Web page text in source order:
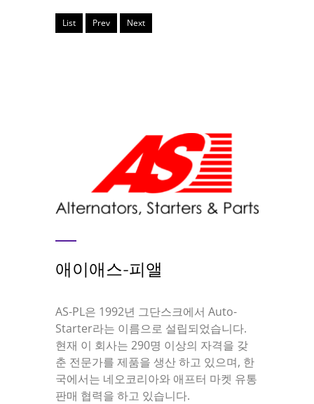
List Prev Next
애이애스-피앨
AS-PL은 1992년 그단스크에서 Auto-
Starter라는 이름으로 설립되었습니다.
현재 이 회사는 290명 이상의 자격을 갖
춘 전문가를 제품을 생산 하고 있으며, 한
국에서는 네오코리아와 애프터 마켓 유통
판매 협력을 하고 있습니다.